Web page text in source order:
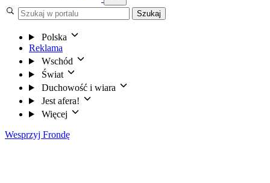
Szukaj
Polska
Reklama
Wschód
Świat
Duchowość i wiara
Jest afera!
Więcej
Wesprzyj Frondę